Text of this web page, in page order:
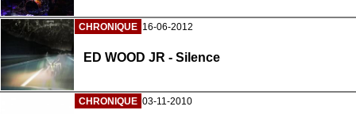
CHRONIQUE 16-06-2012
ED WOOD JR - Silence
CHRONIQUE 03-11-2010